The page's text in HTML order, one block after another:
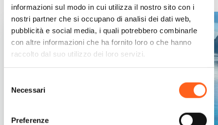
informazioni sul modo in cui utilizza il nostro sito con i
nostri partner che si occupano di analisi dei dati web,
pubblicità e social media, i quali potrebbero combinarle
con altre informazioni che ha fornito loro o che hanno
raccolto dal suo utilizzo dei loro servizi.
delNecessari
Preferenze